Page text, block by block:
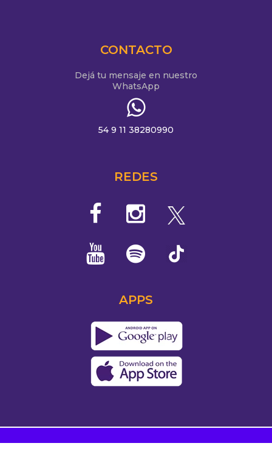
CONTACTO
Dejá tu mensaje en nuestro
WhatsApp
54 9 11 38280990
REDES
APPS